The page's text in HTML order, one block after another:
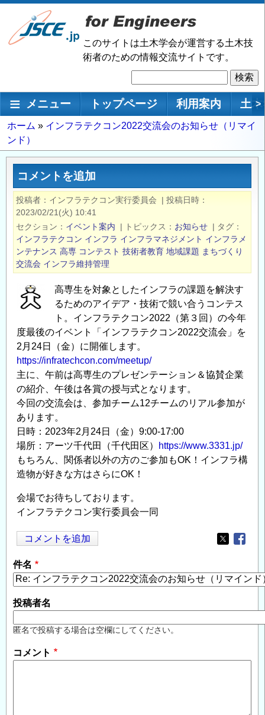
メ
ン
移
動
このサイトは土木学会が運営する土木技
術者のための情報交流サイトです。
索
メインナビゲーション
メニュー トップページ 利用案内 土 >
パ
ン
く
ホーム
インフラテクコン2022交流会のお知らせ（リマイ
ンド）
コメントを追加
投稿者 インフラテクコン実行委員会 | 投稿日時
2023/02/21(火) 10:41
セクション
イベント案内 | トピックス お知らせ | タグ
インフラテクコン インフラ インフラマネジメント インフラメ
ンテナンス 高専 コンテスト 技術者教育 地域課題 まちづくり
交流会 インフラ維持管理
高専生を対象としたインフラの課題を解決す
るためのアイデア・技術で競い合うコンテス
ト。インフラテクコン2022（第３回）の今年
度最後のイベント「インフラテクコン2022交流会」を
2月24日（金）に開催します。
https://infratechcon.com/meetup/
主に、午前は高専生のプレゼンテーション＆協賛企業
の紹介、午後は各賞の授与式となります。
今回の交流会は、参加チーム12チームのリアル参加が
あります。
日時：2023年2月24日（金）9:00-17:00
場所：アーツ千代田（千代田区）
https://www.3331.jp/
もちろん、関係者以外の方のご参加もOK！インフラ構
造物が好きな方はさらにOK！
会場でお待ちしております。
インフラテクコン実行委員会一同
コメントを追加
Opens in
件名
投稿者名
匿名で投稿する場合は空欄にしてください。
コメント